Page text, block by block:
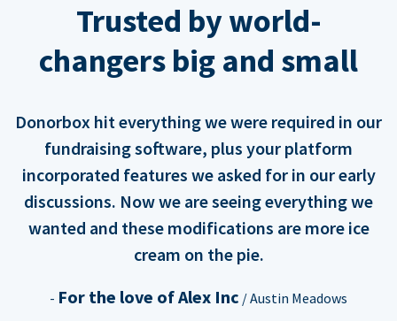
Trusted by world-
changers big and small
Donorbox hit everything we were required in our
fundraising software, plus your platform
incorporated features we asked for in our early
discussions. Now we are seeing everything we
wanted and these modifications are more ice
cream on the pie.
- For the love of Alex Inc / Austin Meadows